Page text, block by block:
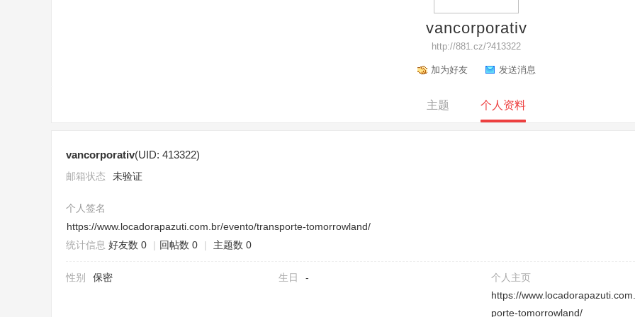
vancorporativ
http://881.cz/?413322
加为好友 发送消息
主题 个人资料
vancorporativ(UID: 413322)
邮箱状态 未验证
个人签名
https://www.locadorapazuti.com.br/evento/transporte-tomorrowland/
统计信息 好友数 0 | 回帖数 0 | 主题数 0
性别 保密 生日 -
个人主页
https://
porte-tomorrowland/